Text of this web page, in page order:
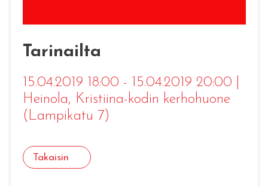
Tarinailta
15.04.2019 18:00 - 15.04.2019 20:00
Heinola, Kristiina-kodin kerhohuone
(Lampikatu 7)
Takaisin